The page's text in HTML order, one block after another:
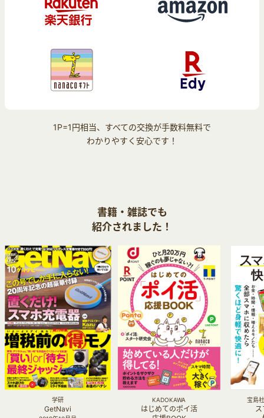
1P=1円相当、すべての交換が手数料無料で
わかりやすく安心です！
書籍・雑誌でも
紹介されました！
学研
GetNavi
KADOKAWA
はじめてのポイ活
宝島